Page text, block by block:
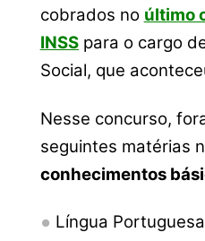
cobrados no último
INSSpara o cargo
Social, que
Nesse concurso,
seguintes matérias
conhecimentos
Língua Portuguesa